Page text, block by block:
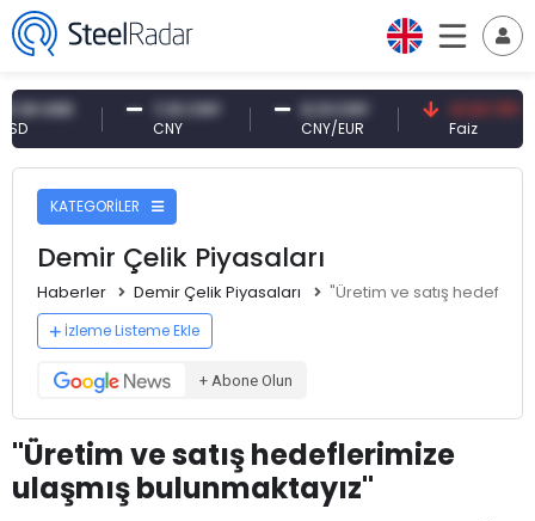
7,10 CNY 0,13 CNY
CNY/EUR
41,53 TRY
KATEGORİLER
Demir Çelik Piyasaları
Haberler Demir Çelik Piyasaları "Üretim ve satış
İzleme Listeme Ekle
+ Abone Olun
"Üretim ve satış hedeflerimize
ulaşmış bulunmaktayız"